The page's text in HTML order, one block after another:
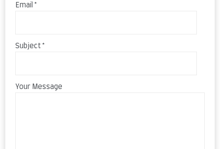
Email *
Subject *
Your Message